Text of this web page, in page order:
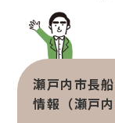
査定依頼
不動産の相場情報
不動産を探す
物件検索
お気に入り不動
瀬戸内市長
情報（瀬戸